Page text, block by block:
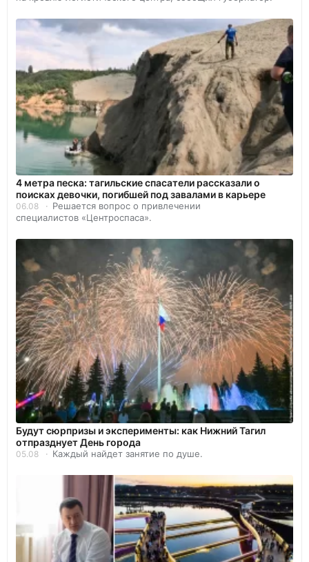
4 метра песка: тагильские спасатели рассказали о
поисках девочки, погибшей под завалами в карьере
06.08
Решается вопрос о привлечении
специалистов «Центроспаса».
Будут сюрпризы и эксперименты: как Нижний Тагил
отпразднует День города
05.08 Каждый найдет занятие по душе.